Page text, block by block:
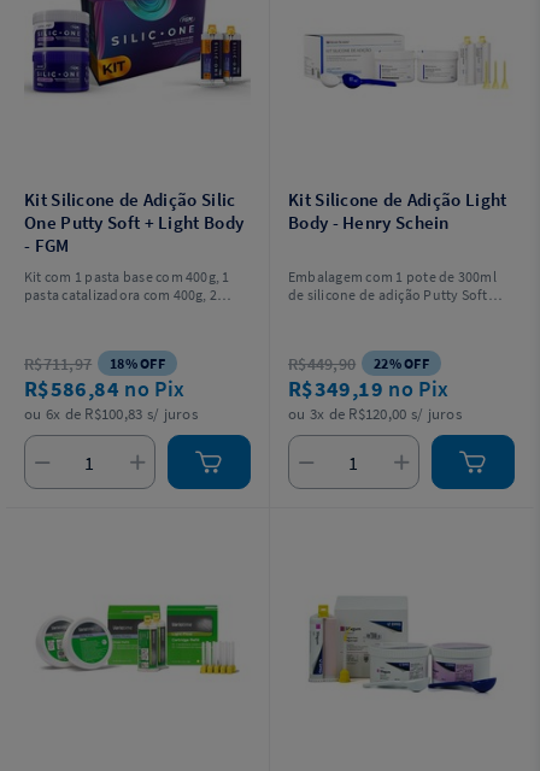
Kit Silicone de Adição Silic
One Putty Soft + Light Body
- FGM
Kit com 1 pasta base com 400g, 1
pasta catalizadora com 400g, 2
intraorais e 2 colheres dosadoras.
R$711,97 18% OFF
R$586,84 no Pix
ou 6x de R$100,83 s/ juros
Kit Silicone de Adição Light
Body - Henry Schein
Embalagem com 1 pote de 300ml
de silicone de adição Putty Soft
plásticas dosadoras, 2 tubos
duplos de Light Body com 50ml
cada (25ml silicone de adição base
e 25ml de silicone de adição
catalisador cada tubo) e
adicionalmente com 3 pontas
misturadoras. Não acompanha
pistola aplicadora.
R$449,90 22% OFF
R$349,19 no Pix
ou 3x de R$120,00 s/ juros